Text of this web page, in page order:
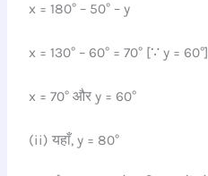
x = 180° – 50° – y
x = 130° – 60° = 70° [∵ y = 60°]
x = 70° और y = 60°
(ii) यहाँ, y = 80°